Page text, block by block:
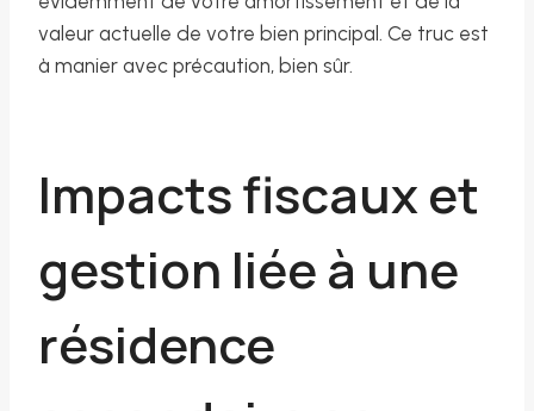
valeur actuelle de votre bien principal. Ce truc est
à manier avec précaution, bien sûr.
Impacts fiscaux et
gestion liée à une
résidence